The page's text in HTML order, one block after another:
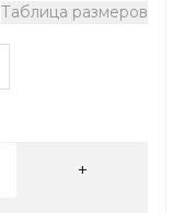
Таблица размеров
+